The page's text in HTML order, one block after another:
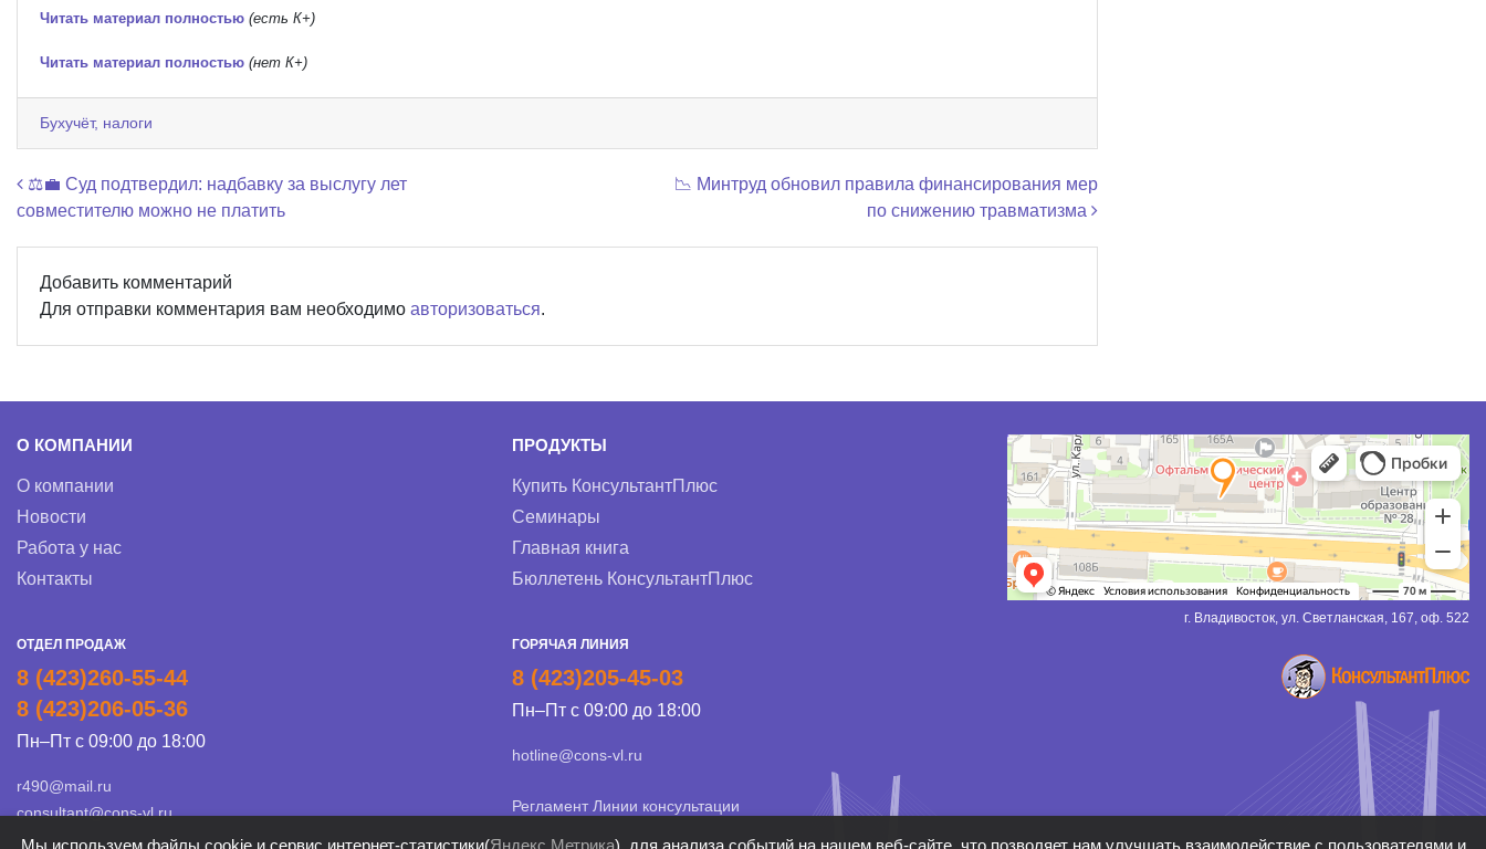
Читать материал полностью (есть К+)
Читать материал полностью (нет К+)
Бухучёт, налоги
Навигация по записям
⚖️💼 Суд подтвердил: надбавку за выслугу лет
совместителю можно не платить
📉 Минтруд обновил правила финансирования мер
по снижению травматизма
Добавить комментарий
Для отправки комментария вам необходимо авторизоваться.
О КОМПАНИИ
О компании
Новости
Работа у нас
Контакты
ПРОДУКТЫ
Купить КонсультантПлюс
Семинары
Главная книга
Бюллетень КонсультантПлюс
г. Владивосток, ул. Светланская, 167, оф. 522
ОТДЕЛ ПРОДАЖ
8 (423)260-55-44
8 (423)206-05-36
Пн–Пт с 09:00 до 18:00
r490@mail.ru
consultant@cons-vl.ru
ГОРЯЧАЯ ЛИНИЯ
8 (423)205-45-03
Пн–Пт с 09:00 до 18:00
hotline@cons-vl.ru
Регламент Линии консультации
Мы используем файлы cookie и сервис интернет-статистики(Яндекс Метрика), для анализа событий на нашем веб-сайте, что позволяет нам улучшать взаимодействие с пользователями и